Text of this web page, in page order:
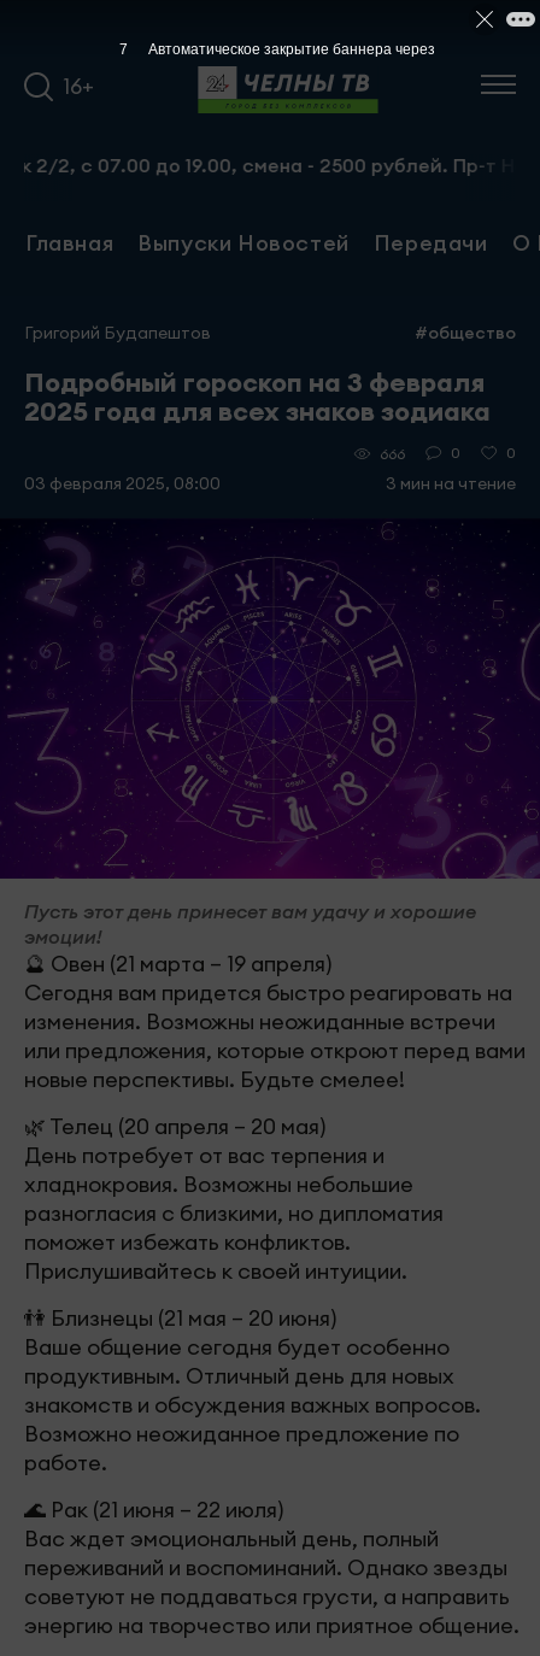
16+
07.00 до 19.00, смена - 2500 рублей. Пр-т
Главная Выпуски Новостей Передачи О
Григорий Будапештов #общество
Подробный гороскоп на 3 февраля
2025 года для всех знаков зодиака
03 февраля 2025, 08:00
666 0 0
3 мин на чтение
Пусть этот день принесет вам удачу и хорошие
эмоции!
🔮 Овен (21 марта – 19 апреля)
Сегодня вам придется быстро реагировать на
изменения. Возможны неожиданные встречи
или предложения, которые откроют перед вами
новые перспективы. Будьте смелее!
🌿 Телец (20 апреля – 20 мая)
День потребует от вас терпения и
хладнокровия. Возможны небольшие
разногласия с близкими, но дипломатия
поможет избежать конфликтов.
Прислушивайтесь к своей интуиции.
👫 Близнецы (21 мая – 20 июня)
Ваше общение сегодня будет особенно
продуктивным. Отличный день для новых
знакомств и обсуждения важных вопросов.
Возможно неожиданное предложение по
работе.
🌊 Рак (21 июня – 22 июля)
Вас ждет эмоциональный день, полный
переживаний и воспоминаний. Однако звезды
советуют не поддаваться грусти, а направить
энергию на творчество или приятное общение.
6 Автоматическое закрытие баннера через